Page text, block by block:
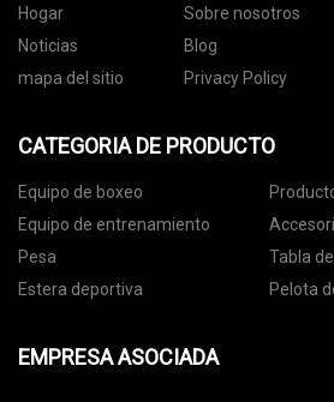
Hogar Sobre nosotros
Noticias
Blog
mapa del sitio
Privacy Policy
CATEGORIA DE PRODUCTO
Equipo de boxeo
Equipo de entrenamiento
Pesa
Tabla
Estera deportiva
Pelota
EMPRESA ASOCIADA